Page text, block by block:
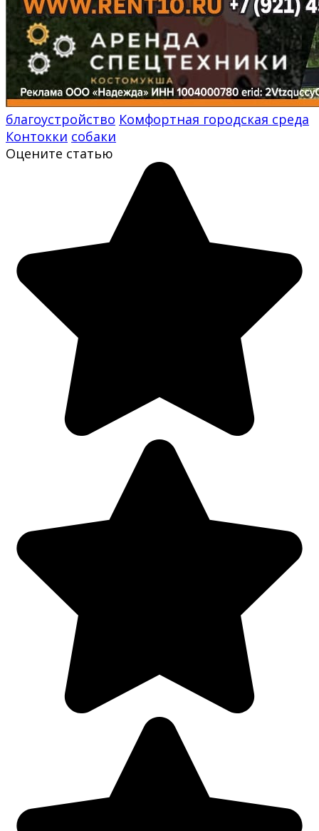
благоустройство Комфортная городская среда
Контокки собаки
Оцените статью